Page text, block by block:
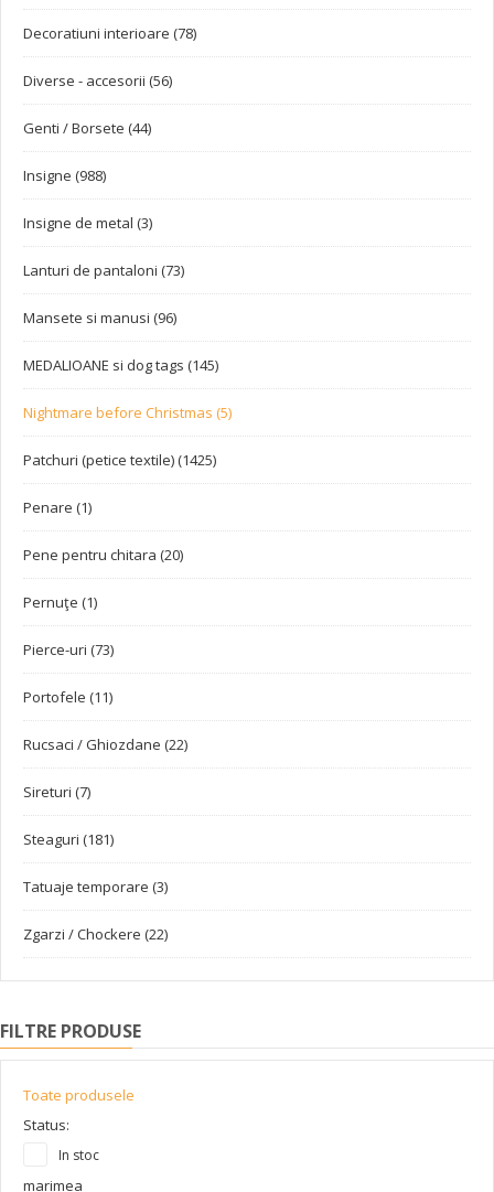
Decoratiuni interioare (78)
Diverse - accesorii (56)
Genti / Borsete (44)
Insigne (988)
Insigne de metal (3)
Lanturi de pantaloni (73)
Mansete si manusi (96)
MEDALIOANE si dog tags (145)
Nightmare before Christmas (5)
Patchuri (petice textile) (1425)
Penare (1)
Pene pentru chitara (20)
Pernuţe (1)
Pierce-uri (73)
Portofele (11)
Rucsaci / Ghiozdane (22)
Sireturi (7)
Steaguri (181)
Tatuaje temporare (3)
Zgarzi / Chockere (22)
FILTRE PRODUSE
Toate produsele
Status:
In stoc
marimea